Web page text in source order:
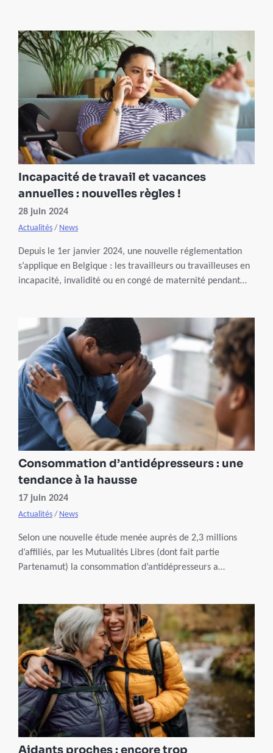
Incapacité de travail et vacances
annuelles : nouvelles règles !
28 juin 2024
Actualités / News
Depuis le 1er janvier 2024, une nouvelle réglementation
s’applique en Belgique : les travailleurs ou travailleuses en
incapacité, invalidité ou en congé de maternité pendant
même en cas de travail à temps partiel.
Consommation d’antidépresseurs : une
tendance à la hausse
17 juin 2024
Actualités / News
Selon une nouvelle étude menée auprès de 2,3 millions
d’affiliés, par les Mutualités Libres (dont fait partie
Partenamut) la consommation d’antidépresseurs a
Aidants proches : encore trop